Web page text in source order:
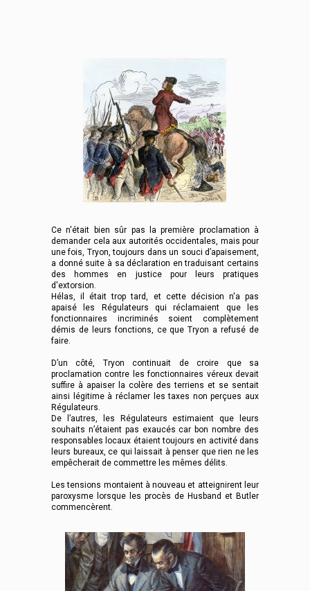
Ce n'était bien sûr pas la première proclamation à
demander cela aux autorités occidentales, mais pour
une fois, Tryon, toujours dans un souci d’apaisement,
a donné suite à sa déclaration en traduisant certains
des hommes en justice pour leurs pratiques
d'extorsion.
Hélas, il était trop tard, et cette décision n'a pas
apaisé les Régulateurs qui réclamaient que les
fonctionnaires incriminés soient complètement
démis de leurs fonctions, ce que Tryon a refusé de
faire.
D’un côté, Tryon continuait de croire que sa
proclamation contre les fonctionnaires véreux devait
suffire à apaiser la colère des terriens et se sentait
ainsi légitime à réclamer les taxes non perçues aux
Régulateurs.
De l’autres, les Régulateurs estimaient que leurs
souhaits n’étaient pas exaucés car bon nombre des
responsables locaux étaient toujours en activité dans
leurs bureaux, ce qui laissait à penser que rien ne les
empêcherait de commettre les mêmes délits.
Les tensions montaient à nouveau et atteignirent leur
paroxysme lorsque les procès de Husband et Butler
commencèrent.